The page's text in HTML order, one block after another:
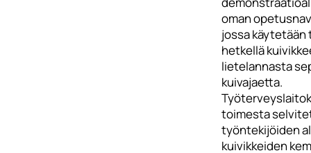
oman
jossa käytetään
hetkellä
lietelannasta
kuivajaetta.
toimesta
työntekijöiden
kuivikkeiden